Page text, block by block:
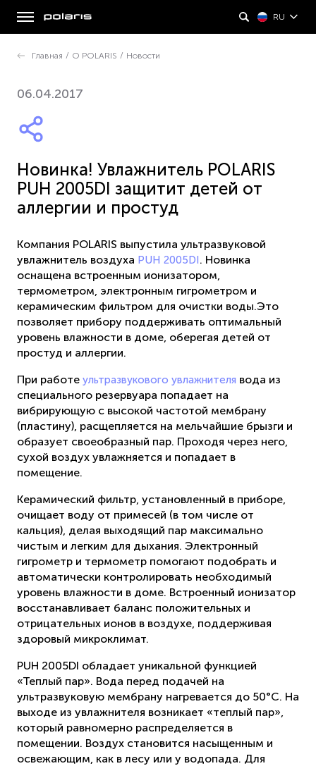
RU
Главная / О POLARIS / Новости
06.04.2017
Новинка! Увлажнитель POLARIS
PUH 2005DI защитит детей от
аллергии и простуд
Компания POLARIS выпустила ультразвуковой
увлажнитель воздуха PUH 2005DI. Новинка
оснащена встроенным ионизатором,
термометром, электронным гигрометром и
керамическим фильтром для очистки воды.Это
позволяет прибору поддерживать оптимальный
уровень влажности в доме, оберегая детей от
простуд и аллергии.
При работе ультразвукового увлажнителя вода из
специального резервуара попадает на
вибрирующую с высокой частотой мембрану
(пластину), расщепляется на мельчайшие брызги и
образует своеобразный пар. Проходя через него,
сухой воздух увлажняется и попадает в
помещение.
Керамический фильтр, установленный в приборе,
очищает воду от примесей (в том числе от
кальция), делая выходящий пар максимально
чистым и легким для дыхания. Электронный
гигрометр и термометр помогают подобрать и
автоматически контролировать необходимый
уровень влажности в доме. Встроенный ионизатор
восстанавливает баланс положительных и
отрицательных ионов в воздухе, поддерживая
здоровый микроклимат.
PUH 2005DI обладает уникальной функцией
«Теплый пар». Вода перед подачей на
ультразвуковую мембрану нагревается до 50°С. На
выходе из увлажнителя возникает «теплый пар»,
который равномерно распределяется в
помещении. Воздух становится насыщенным и
освежающим, как в лесу или у водопада. Для